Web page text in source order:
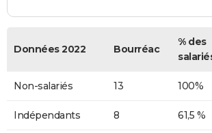
Données 2022 Bourréac
% des
Non-salariés 13 100%
Indépendants 8 61,5 %